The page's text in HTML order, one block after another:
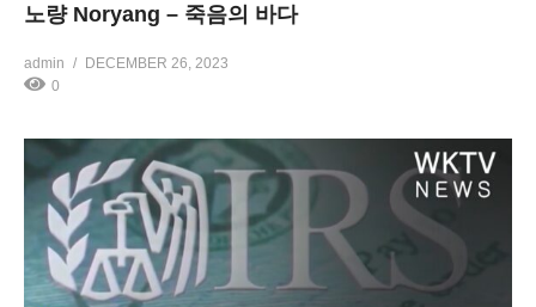
노량 Noryang – 죽음의 바다
admin
DECEMBER 26, 2023
0